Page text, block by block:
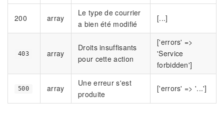
200 array
Le type de courrier
a bien été modifié
[...]
403 array
Droits insuffisants
pour cette action
['errors' =>
'Service
forbidden']
500 array
Une erreur s'est
produite
['errors' => '...']